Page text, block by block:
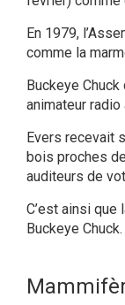
En 1979,
comme la
Buckeye
animateur radio
Evers recevait
bois proches
auditeurs de
C’est ainsi
Buckeye Chuck.